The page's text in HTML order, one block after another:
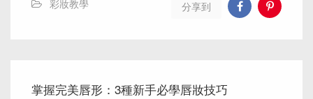
彩妝教學 分享到
掌握完美唇形：3種新手必學唇妝技巧